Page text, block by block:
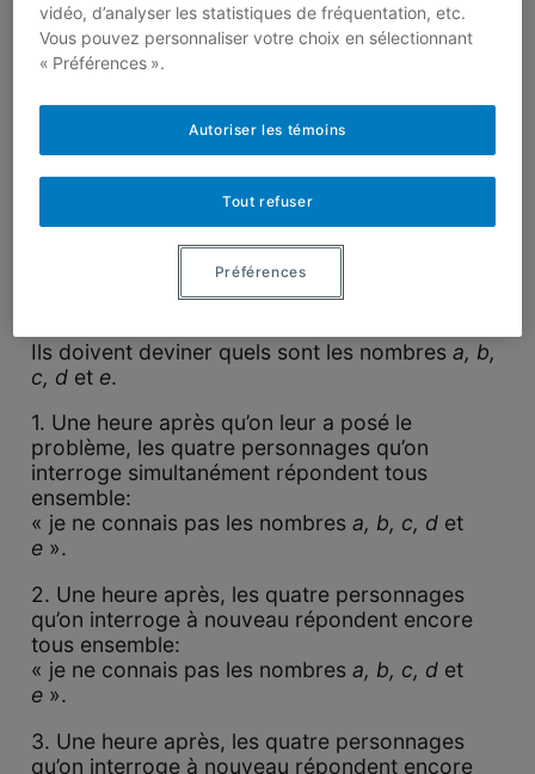
Autrement dit: les cinq nombres sont compris
entre 1 et 10, tous différents et classés par
ordre croissant. On indique leur produit
(qui est blonde), la somme de leurs carrés
à Christian (qui est barbu) et la valeur
\[V = (a + b + c)(d + e)\]
à Vincent (qui est chauve).
Ils doivent deviner quels sont les nombres a, b,
c, det e.
1. Une heure après qu’on leur a posé le
problème, les quatre personnages qu’on
interroge simultanément répondent tous
ensemble:
« je ne connais pas les nombres a, b, c, det
e».
2. Une heure après, les quatre personnages
qu’on interroge à nouveau répondent encore
tous ensemble:
« je ne connais pas les nombres a, b, c, det
e».
3. Une heure après, les quatre personnages
qu’on interroge à nouveau répondent encore
vidéo, d’analyser les statistiques de fréquentation, etc.
Vous pouvez personnaliser votre choix en sélectionnant
« Préférences ».
Tout refuser
Autoriser les témoins
Préférences